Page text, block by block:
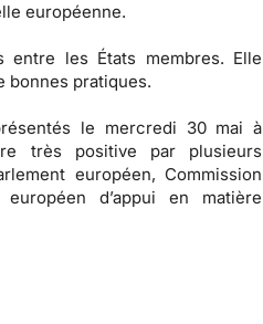
européenne.
les États membres. Elle
bonnes pratiques.
le mercredi 30 mai à
très positive par plusieurs
européen, Commission
d’appui en matière